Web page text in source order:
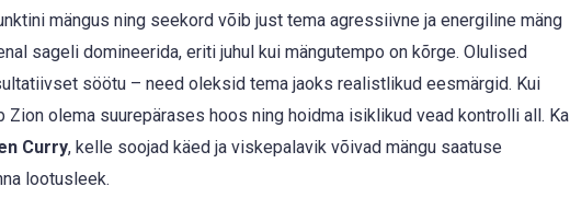
mängus ning seekord võib just tema agressiivne ja energiline mäng
sageli domineerida, eriti juhul kui mängutempo on kõrge. Olulised
söötu – need oleksid tema jaoks realistlikud eesmärgid. Kui
olema suurepärases hoos ning hoidma isiklikud vead kontrolli all. Ka
Curry, kelle soojad käed ja viskepalavik võivad mängu saatuse
lootusleek.